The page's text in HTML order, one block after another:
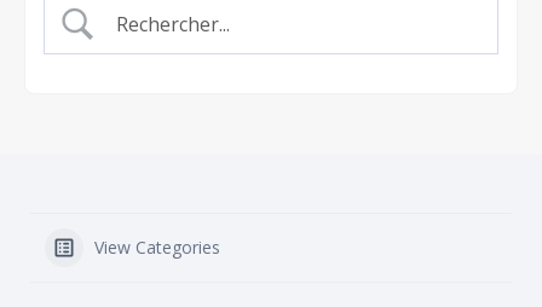
View Categories